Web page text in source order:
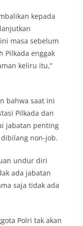
kepada
masa sebelum
Pilkada enggak
keliru itu,”
bahwa saat ini
Pilkada dan
jabatan penting
non-job.
undur diri
ada jabatan
saja tidak ada
Polri tak akan